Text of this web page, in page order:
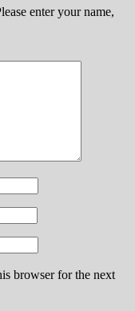
enter your name,
browser for the next